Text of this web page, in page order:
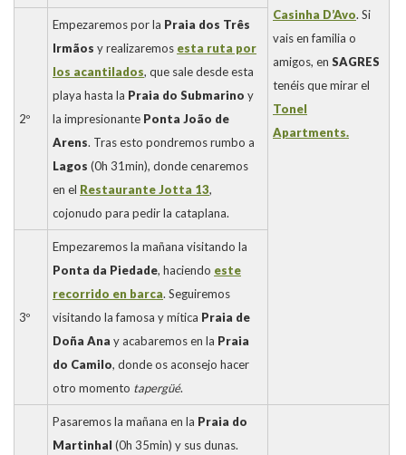
Casinha D’Avo. Si
vais en familia o
amigos, en SAGRES
tenéis que mirar el
Tonel
Apartments.
2º
Empezaremos por la Praia dos Três
Irmãos y realizaremos esta ruta por
los acantilados, que sale desde esta
playa hasta la Praia do Submarino y
la impresionante Ponta João de
Arens. Tras esto pondremos rumbo a
Lagos (0h 31min), donde cenaremos
en el Restaurante Jotta 13,
cojonudo para pedir la cataplana.
3º
Empezaremos la mañana visitando la
Ponta da Piedade, haciendo este
recorrido en barca. Seguiremos
visitando la famosa y mítica Praia de
Doña Ana y acabaremos en la Praia
do Camilo, donde os aconsejo hacer
otro momento tapergüé.
Pasaremos la mañana en la Praia do
Martinhal (0h 35min) y sus dunas.